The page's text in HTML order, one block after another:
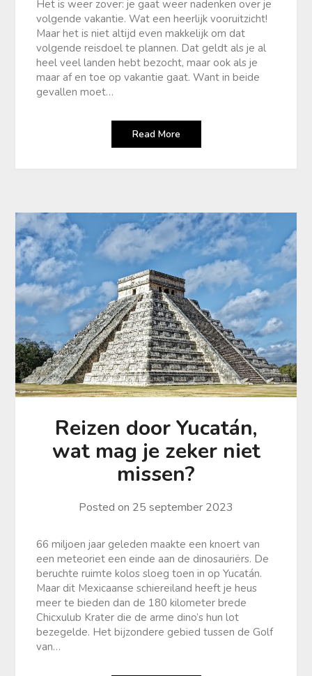
Het is weer zover: je gaat weer nadenken over je
volgende vakantie. Wat een heerlijk vooruitzicht!
Maar het is niet altijd even makkelijk om dat
volgende reisdoel te plannen. Dat geldt als je al
heel veel landen hebt bezocht, maar ook als je
maar af en toe op vakantie gaat. Want in beide
gevallen moet…
Read More
Reizen door Yucatán,
wat mag je zeker niet
missen?
Posted on 25 september 2023
66 miljoen jaar geleden maakte een knoert van
een meteoriet een einde aan de dinosauriërs. De
beruchte ruimte kolos sloeg toen in op Yucatán.
Maar dit Mexicaanse schiereiland heeft je heus
meer te bieden dan de 180 kilometer brede
Chicxulub Krater die de arme dino’s hun lot
bezegelde. Het bijzondere gebied tussen de Golf
van…